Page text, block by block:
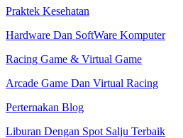
Praktek Kesehatan
Hardware Dan SoftWare Komputer
Racing Game & Virtual Game
Arcade Game Dan Virtual Racing
Perternakan Blog
Liburan Dengan Spot Salju Terbaik